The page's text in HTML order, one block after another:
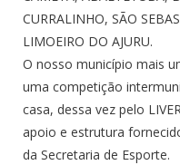
CURRALINHO, SÃO
LIMOEIRO DO AJURU.
O nosso município mais
uma competição
casa, dessa vez pelo
apoio e estrutura
da Secretaria de Esporte.